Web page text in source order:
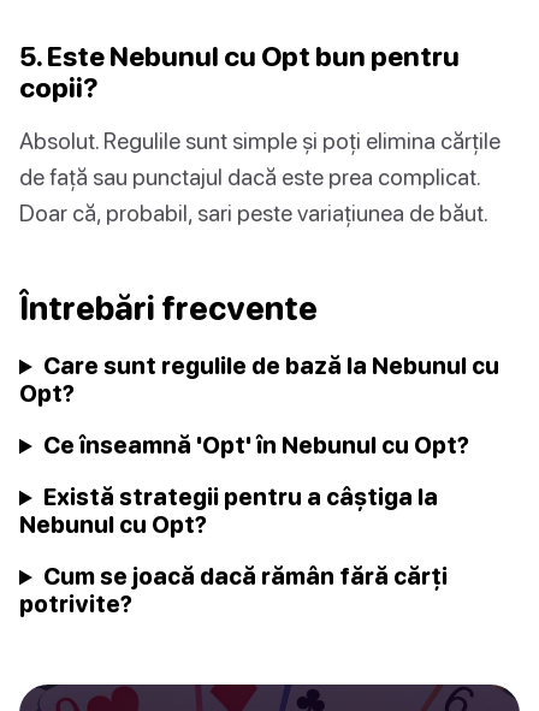
5. Este Nebunul cu Opt bun pentru
copii?
Absolut. Regulile sunt simple și poți elimina cărțile
de față sau punctajul dacă este prea complicat.
Doar că, probabil, sari peste variațiunea de băut.
Întrebări frecvente
Care sunt regulile de bază la Nebunul cu
Opt?
Ce înseamnă 'Opt' în Nebunul cu Opt?
Există strategii pentru a câștiga la
Nebunul cu Opt?
Cum se joacă dacă rămân fără cărți
potrivite?